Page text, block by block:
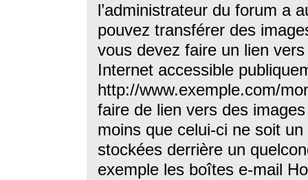
l’administrateur du forum a
pouvez transférer des
vous devez faire un lien
Internet accessible
http://www.exemple.com/
faire de lien vers des
moins que celui-ci ne soit
stockées derrière un
exemple les boîtes e-mail